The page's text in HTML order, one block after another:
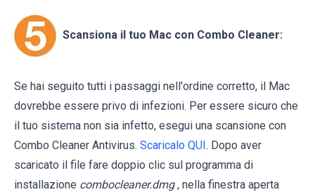
Scansiona il tuo Mac con Combo Cleaner:
Se hai seguito tutti i passaggi nell'ordine corretto, il Mac
dovrebbe essere privo di infezioni. Per essere sicuro che
il tuo sistema non sia infetto, esegui una scansione con
Combo Cleaner Antivirus. Scaricalo QUI. Dopo aver
scaricato il file fare doppio clic sul programma di
installazione combocleaner.dmg , nella finestra aperta